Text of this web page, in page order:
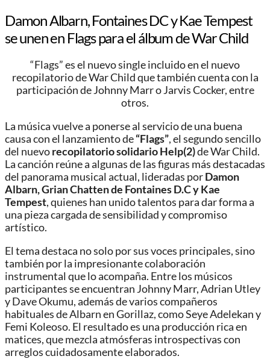
Damon Albarn, Fontaines DC y Kae Tempest
se unen en Flags para el álbum de War Child
“Flags” es el nuevo single incluido en el nuevo
recopilatorio de War Child que también cuenta con la
participación de Johnny Marr o Jarvis Cocker, entre
otros.
La música vuelve a ponerse al servicio de una buena
causa con el lanzamiento de“Flags”, el segundo sencillo
del nuevorecopilatorio solidario Help(2)deWar Child.
La canción reúne a algunas de las figuras más destacadas
del panorama musical actual, lideradas porDamon
Albarn,Grian Chattende Fontaines D.C yKae
Tempest, quienes han unido talentos para dar forma a
una pieza cargada de sensibilidad y compromiso
artístico.
El tema destaca no solo por sus voces principales, sino
también por la impresionante colaboración
instrumental que lo acompaña. Entre los músicos
participantes se encuentran Johnny Marr,Adrian Utley
yDave Okumu, además de varios compañeros
habituales de Albarn enGorillaz, comoSeye Adelekany
Femi Koleoso. El resultado es una producción rica en
matices, que mezcla atmósferas introspectivas con
arreglos cuidadosamente elaborados.